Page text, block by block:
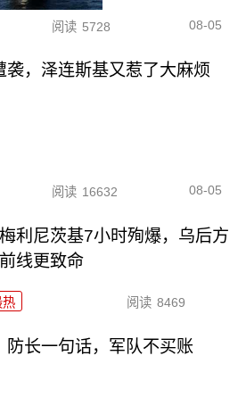
阅读 5728 08-05
袭，泽连斯基又惹了大麻烦
阅读 16632 08-05
利尼茨基7小时殉爆，乌后方
线更致命
热 阅读 8469
防长一句话，军队不买账